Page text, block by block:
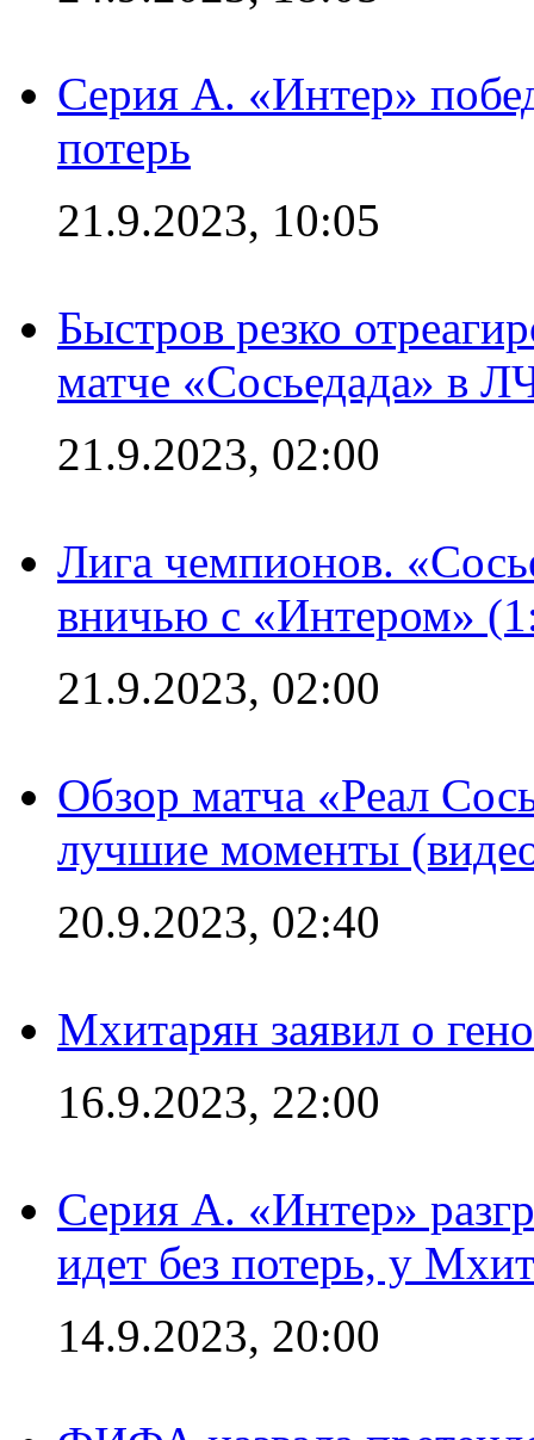
Серия А. «Интер»
потерь
21.9.2023, 10:05
Быстров резко
матче «Сосьедада» в
21.9.2023, 02:00
Лига чемпионов.
вничью с «Интером»
21.9.2023, 02:00
Обзор матча «Реал
лучшие моменты
20.9.2023, 02:40
Мхитарян заявил о
16.9.2023, 22:00
Серия А. «Интер»
идет без потерь, у
14.9.2023, 20:00